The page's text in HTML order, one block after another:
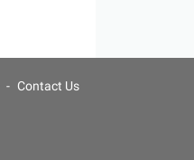
Contact Us